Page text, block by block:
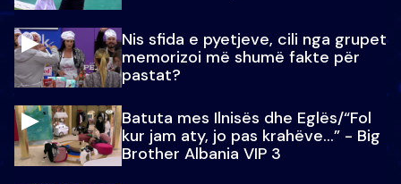
Nis sfida e pyetjeve, cili nga grupet
memorizoi më shumë fakte për
pastat?
Batuta mes Ilnisës dhe Eglës/“Fol
kur jam aty, jo pas krahëve…” - Big
Brother Albania VIP 3